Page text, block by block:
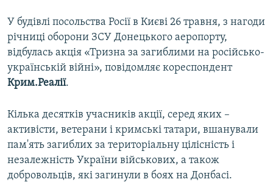
Усі сайти RFE/RL
У будівлі посольства Росії в Києві 26 травня, з нагоди
річниці оборони ЗСУ Донецького аеропорту,
відбулась акція «Тризна за загиблими на російсько-
українській війні», повідомляє кореспондент
Крим.Реалії.
Кілька десятків учасників акції, серед яких –
активісти, ветерани і кримські татари, вшанували
пам'ять загиблих за територіальну цілісність і
незалежність України військових, а також
добровольців, які загинули в боях на Донбасі.